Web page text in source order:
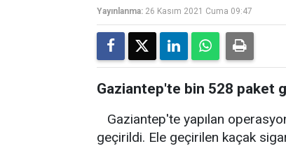
Yayınlanma: 26 Kasım 2021 Cuma 09:47
Gaziantep'te bin 528 paket
Gaziantep'te yapılan
geçirildi. Ele geçirilen kaçak